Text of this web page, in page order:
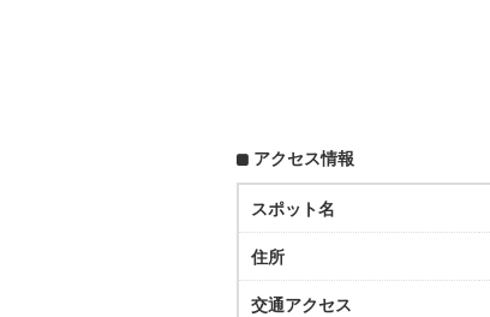
アクセス情報
スポット名
住所
交通アクセス